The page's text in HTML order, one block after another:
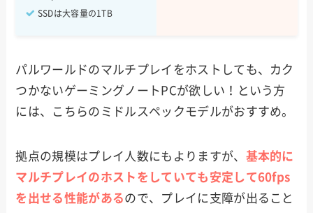
SSDは大容量の1TB
パルワールドのマルチプレイをホストしても、カク
つかないゲーミングノートPCが欲しい！という方
には、こちらのミドルスペックモデルがおすすめ。
拠点の規模はプレイ人数にもよりますが、 基本的に
マルチプレイのホストをしていても安定して60fps
を出せる性能があるので、プレイに支障が出ること